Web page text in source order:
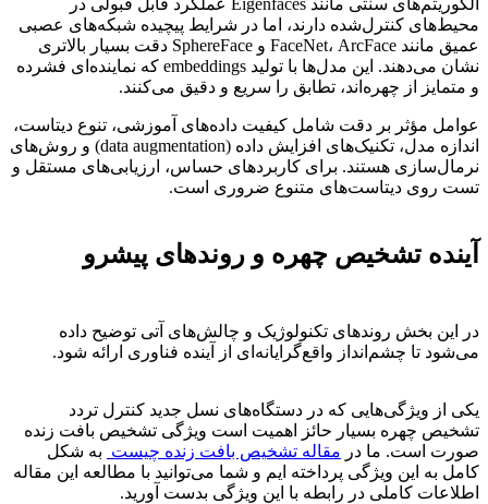
الگوریتم‌های سنتی مانند Eigenfaces عملکرد قابل قبولی در
محیط‌های کنترل‌شده دارند، اما در شرایط پیچیده شبکه‌های عصبی
عمیق مانند FaceNet، ArcFace و SphereFace دقت بسیار بالاتری
نشان می‌دهند. این مدل‌ها با تولید embeddings که نماینده‌ای فشرده
و متمایز از چهره‌اند، تطابق را سریع و دقیق می‌کنند.
عوامل مؤثر بر دقت شامل کیفیت داده‌های آموزشی، تنوع دیتاست،
اندازه مدل، تکنیک‌های افزایش داده (data augmentation) و روش‌های
نرمال‌سازی هستند. برای کاربردهای حساس، ارزیابی‌های مستقل و
تست روی دیتاست‌های متنوع ضروری است.
آینده تشخیص چهره و روندهای پیشرو
در این بخش روندهای تکنولوژیک و چالش‌های آتی توضیح داده
می‌شود تا چشم‌انداز واقع‌گرایانه‌ای از آینده فناوری ارائه شود.
یکی از ویژگی‌هایی که در دستگاه‌های نسل جدید کنترل تردد
تشخیص چهره بسیار حائز اهمیت است ویژگی تشخیص بافت زنده
صورت است. ما در مقاله تشخیص بافت زنده چیست به شکل
کامل به این ویژگی پرداخته ایم و شما می‌توانید با مطالعه این مقاله
اطلاعات کاملی در رابطه با این ویژگی بدست آورید.